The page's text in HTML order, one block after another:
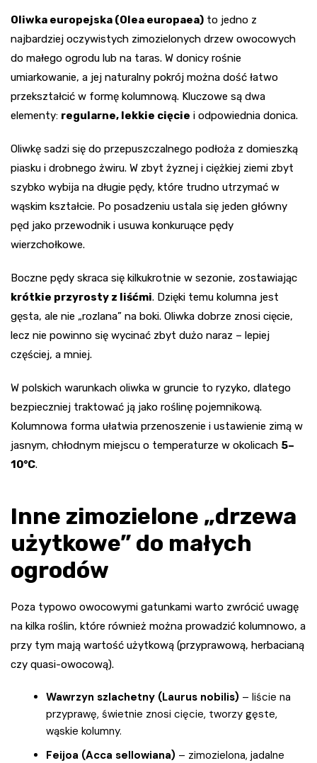
Oliwka europejska (Olea europaea) to jedno z
najbardziej oczywistych zimozielonych drzew owocowych
do małego ogrodu lub na taras. W donicy rośnie
umiarkowanie, a jej naturalny pokrój można dość łatwo
przekształcić w formę kolumnową. Kluczowe są dwa
elementy: regularne, lekkie cięcie i odpowiednia donica.
Oliwkę sadzi się do przepuszczalnego podłoża z domieszką
piasku i drobnego żwiru. W zbyt żyznej i ciężkiej ziemi zbyt
szybko wybija na długie pędy, które trudno utrzymać w
wąskim kształcie. Po posadzeniu ustala się jeden główny
pęd jako przewodnik i usuwa konkuruące pędy
wierzchołkowe.
Boczne pędy skraca się kilkukrotnie w sezonie, zostawiając
krótkie przyrosty z liśćmi. Dzięki temu kolumna jest
gęsta, ale nie „rozlana” na boki. Oliwka dobrze znosi cięcie,
lecz nie powinno się wycinać zbyt dużo naraz – lepiej
częściej, a mniej.
W polskich warunkach oliwka w gruncie to ryzyko, dlatego
bezpieczniej traktować ją jako roślinę pojemnikową.
Kolumnowa forma ułatwia przenoszenie i ustawienie zimą w
jasnym, chłodnym miejscu o temperaturze w okolicach 5–
10°C.
Inne zimozielone „drzewa
użytkowe” do małych
ogrodów
Poza typowo owocowymi gatunkami warto zwrócić uwagę
na kilka roślin, które również można prowadzić kolumnowo, a
przy tym mają wartość użytkową (przyprawową, herbacianą
czy quasi-owocową).
Wawrzyn szlachetny (Laurus nobilis) – liście na
przyprawę, świetnie znosi cięcie, tworzy gęste,
wąskie kolumny.
Feijoa (Acca sellowiana) – zimozielona, jadalne